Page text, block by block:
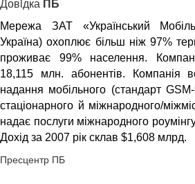
Мережа ЗАТ «Український
Україна) охоплює більш ніж 97%
проживає 99% населення.
18,115 млн. абонентів. Компанія
надання мобільного (стандарт
стаціонарного й міжнародного/
надає послуги міжнародного
Дохід за 2007 рік склав $1,608 млрд.
Пресцентр ПБ